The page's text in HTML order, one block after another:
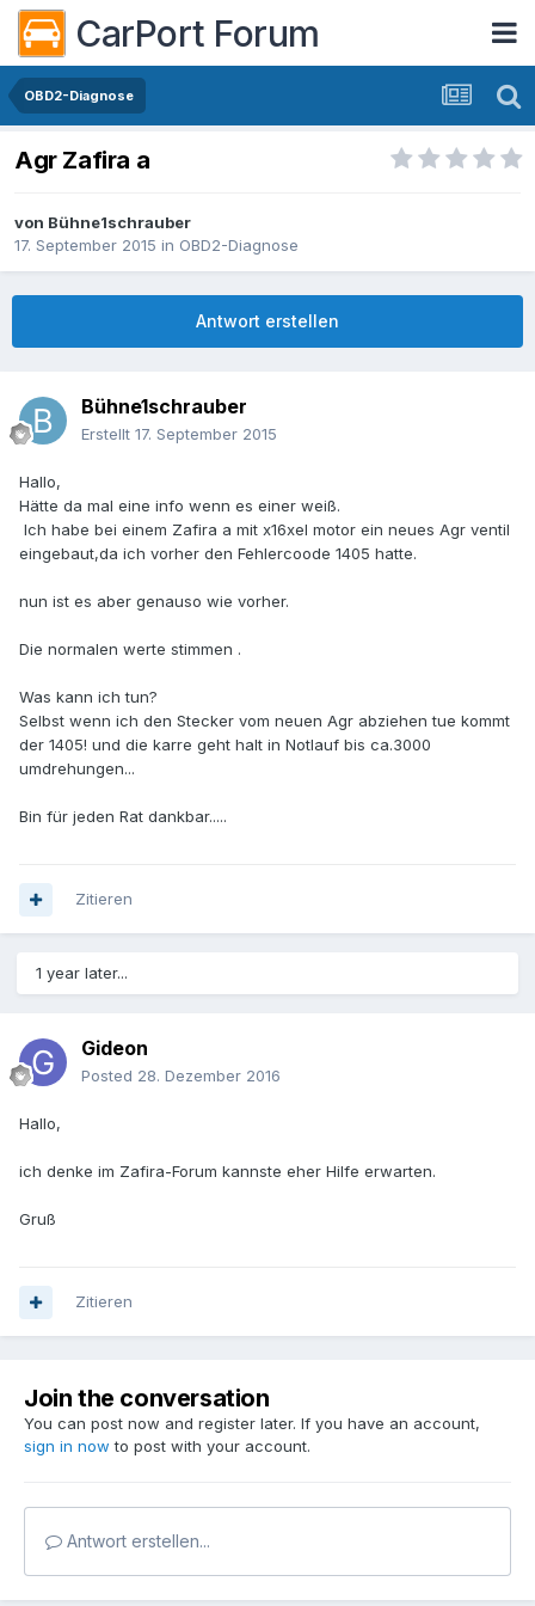
CarPort Forum
OBD2-Diagnose
Agr Zafira a
von Bühne1schrauber
17. September 2015 in OBD2-Diagnose
Antwort erstellen
Bühne1schrauber
Erstellt 17. September 2015
Hallo,
Hätte da mal eine info wenn es einer weiß.
Ich habe bei einem Zafira a mit x16xel motor ein neues Agr ventil
eingebaut,da ich vorher den Fehlercoode 1405 hatte.
nun ist es aber genauso wie vorher.
Die normalen werte stimmen .
Was kann ich tun?
Selbst wenn ich den Stecker vom neuen Agr abziehen tue kommt
der 1405! und die karre geht halt in Notlauf bis ca.3000
umdrehungen...
Bin für jeden Rat dankbar.....
Zitieren
1 year later...
Gideon
Posted 28. Dezember 2016
Hallo,
ich denke im Zafira-Forum kannste eher Hilfe erwarten.
Gruß
Zitieren
Join the conversation
You can post now and register later. If you have an account,
sign in now to post with your account.
Antwort erstellen...